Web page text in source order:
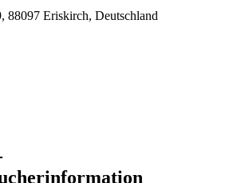
88097 Eriskirch, Deutschland